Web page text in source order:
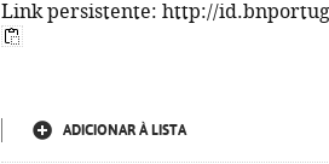
Link persistente: http://
ADICIONAR À LISTA